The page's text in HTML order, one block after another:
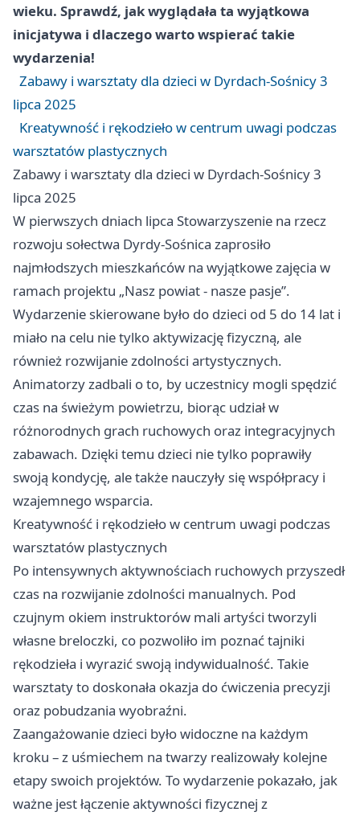
wieku. Sprawdź, jak wyglądała ta wyjątkowa
inicjatywa i dlaczego warto wspierać takie
wydarzenia!
Zabawy i warsztaty dla dzieci w Dyrdach-Sośnicy 3
lipca 2025
Kreatywność i rękodzieło w centrum uwagi podczas
warsztatów plastycznych
Zabawy i warsztaty dla dzieci w Dyrdach-Sośnicy 3
lipca 2025
W pierwszych dniach lipca Stowarzyszenie na rzecz
rozwoju sołectwa Dyrdy-Sośnica zaprosiło
najmłodszych mieszkańców na wyjątkowe zajęcia w
ramach projektu „Nasz powiat - nasze pasje”.
Wydarzenie skierowane było do dzieci od 5 do 14 lat i
miało na celu nie tylko aktywizację fizyczną, ale
również rozwijanie zdolności artystycznych.
Animatorzy zadbali o to, by uczestnicy mogli spędzić
czas na świeżym powietrzu, biorąc udział w
różnorodnych grach ruchowych oraz integracyjnych
zabawach. Dzięki temu dzieci nie tylko poprawiły
swoją kondycję, ale także nauczyły się współpracy i
wzajemnego wsparcia.
Kreatywność i rękodzieło w centrum uwagi podczas
warsztatów plastycznych
Po intensywnych aktywnościach ruchowych przyszedł
czas na rozwijanie zdolności manualnych. Pod
czujnym okiem instruktorów mali artyści tworzyli
własne breloczki, co pozwoliło im poznać tajniki
rękodzieła i wyrazić swoją indywidualność. Takie
warsztaty to doskonała okazja do ćwiczenia precyzji
oraz pobudzania wyobraźni.
Zaangażowanie dzieci było widoczne na każdym
kroku – z uśmiechem na twarzy realizowały kolejne
etapy swoich projektów. To wydarzenie pokazało, jak
ważne jest łączenie aktywności fizycznej z